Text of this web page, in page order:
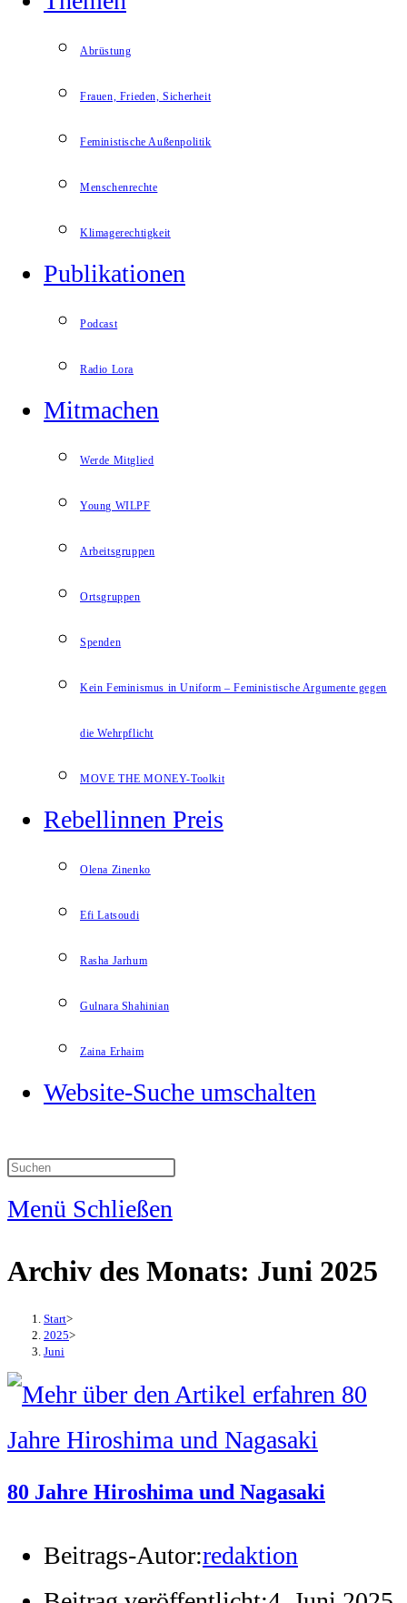
Abrüstung
Frauen, Frieden, Sicherheit
Feministische Außenpolitik
Menschenrechte
Klimagerechtigkeit
Publikationen
Podcast
Radio Lora
Mitmachen
Werde Mitglied
Young WILPF
Arbeitsgruppen
Ortsgruppen
Spenden
Kein Feminismus in Uniform – Feministische Argumente gegen
die Wehrpflicht
MOVE THE MONEY-Toolkit
Rebellinnen Preis
Olena Zinenko
Efi Latsoudi
Rasha Jarhum
Gulnara Shahinian
Zaina Erhaim
Website-Suche umschalten
Menü Schließen
Archiv des Monats: Juni 2025
Start>
2025>
Juni
80 Jahre Hiroshima und Nagasaki
Beitrags-Autor:redaktion